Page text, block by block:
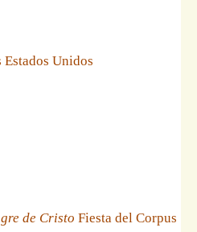
Unidos
de Cristo Fiesta del Corpus